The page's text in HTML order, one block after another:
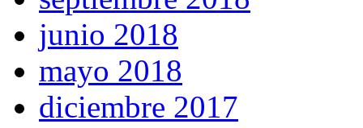
junio 2018
mayo 2018
diciembre 2017